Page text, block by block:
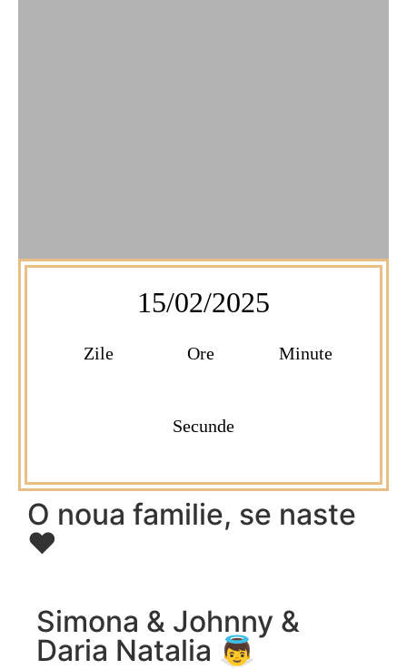
15/02/2025
Zile Ore Minute
Secunde
O noua familie, se naste
❤️
Simona & Johnny &
Daria Natalia 👼